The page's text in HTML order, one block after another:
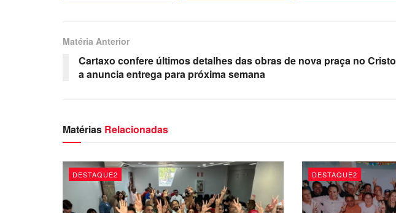
Matéria Anterior
Cartaxo confere últimos detalhes das obras de nova praça no Cristo
a anuncia entrega para próxima semana
Matérias Relacionadas
DESTAQUE2 DESTAQUE2